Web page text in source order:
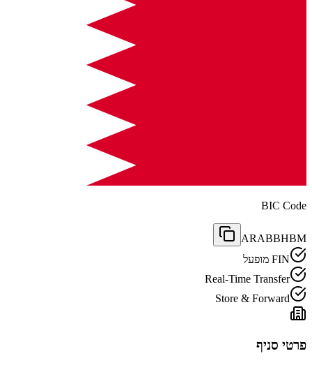
BIC Code
ARABBHBM
FIN מופעל
Real-Time Transfer
Store & Forward
פרטי סניף